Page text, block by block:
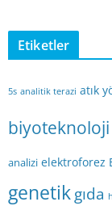
Etiketler
5s analitik terazi atık
biyoteknoloji
analizi elektroforez
genetikgıda